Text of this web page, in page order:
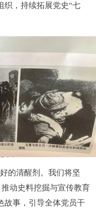
织，持续拓展党史“七
的清醒剂。我们将坚
动史料挖掘与宣传教育
故事，引导全体党员干